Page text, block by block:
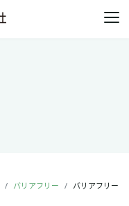
メ
バリアフリー バリアフリー